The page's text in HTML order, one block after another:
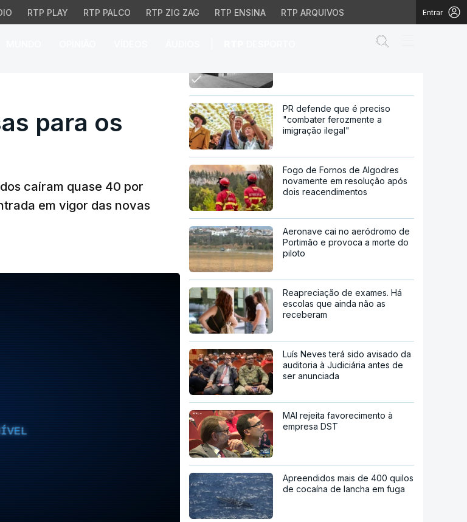
RTP PLAY RTP PALCO RTP ZIG ZAG RTP ENSINA RTP ARQUIVOS Entrar
para os EUA caíram quase 40%
para os
caíram quase 40 por
em vigor das novas
Exportações portuguesas para
PR defende que é preciso
"combater ferozmente a
imigração ilegal"
Fogo de Fornos de Algodres
novamente em resolução após
dois reacendimentos
Aeronave cai no aeródromo de
Portimão e provoca a morte do
piloto
Reapreciação de exames. Há
escolas que ainda não as
receberam
Luís Neves terá sido avisado da
auditoria à Judiciária antes de
ser anunciada
MAI rejeita favorecimento à
empresa DST
Apreendidos mais de 400 quilos
de cocaína de lancha em fuga